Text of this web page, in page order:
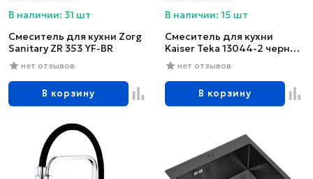
В наличии: 31 шт
Смеситель для кухни Zorg
Sanitary ZR 353 YF-BR
нет отзывов
В корзину
В наличии: 15 шт
Смеситель для кухни
Kaiser Teka 13044-2 черный
глянцевый
нет отзывов
В корзину